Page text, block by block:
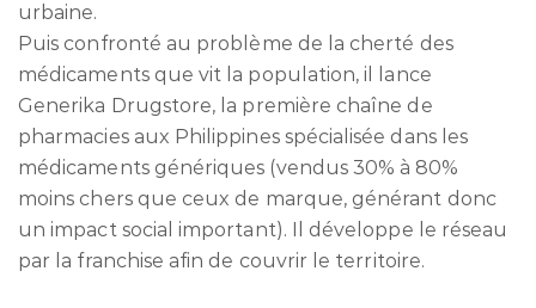
urbaine.
Puis confronté au problème de la cherté des
médicaments que vit la population, il lance
Generika Drugstore, la première chaîne de
pharmacies aux Philippines spécialisée dans les
médicaments génériques (vendus 30% à 80%
moins chers que ceux de marque, générant donc
un impact social important). Il développe le réseau
par la franchise afin de couvrir le territoire.